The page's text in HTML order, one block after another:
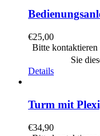
€25,00
Bitte kontaktieren
Sie
Details
Turm mit
€34,90